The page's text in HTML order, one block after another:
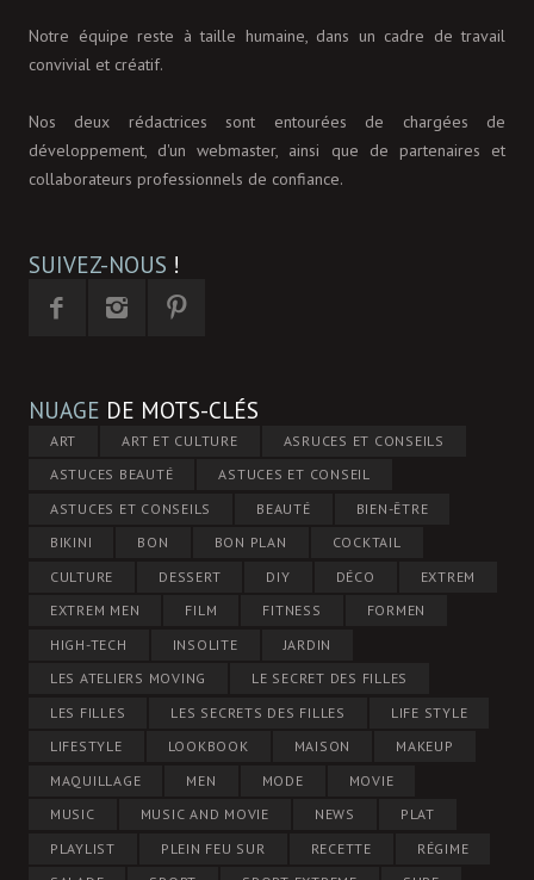
Notre équipe reste à taille humaine, dans un cadre de travail
convivial et créatif.
Nos deux rédactrices sont entourées de chargées de
développement, d'un webmaster, ainsi que de partenaires et
collaborateurs professionnels de confiance.
SUIVEZ-NOUS !
NUAGE DE MOTS-CLÉS
ART ART ET CULTURE
ASRUCES ET CONSEILS
ASTUCES BEAUTÉ
ASTUCES ET CONSEIL
ASTUCES ET CONSEILS
BEAUTÉ
BIEN-ÊTRE
BIKINI
BON BON PLAN
COCKTAIL
CULTURE
DESSERT DIY DÉCO
EXTREM
EXTREM MEN
FILM FITNESS
FORMEN
HIGH-TECH
INSOLITE
JARDIN
LES ATELIERS MOVING
LE SECRET DES FILLES
LES FILLES
LES SECRETS DES FILLES
LIFE STYLE
LIFESTYLE
LOOKBOOK MAISON
MAKEUP
MAQUILLAGE
MEN MODE
MOVIE
MUSIC
MUSIC AND MOVIE NEWS
PLAT
PLAYLIST
PLEIN FEU SUR RECETTE
RÉGIME